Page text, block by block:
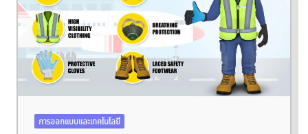
การออกแบบและเทคโนโลยี